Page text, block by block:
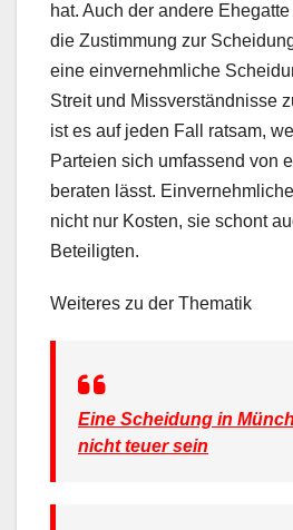
hat. Auch der andere
die Zustimmung zur
eine einvernehmliche
Streit und Missverständnisse
ist es auf jeden Fall ratsam,
Parteien sich umfassend von
beraten lässt.
nicht nur Kosten, sie schont
Beteiligten.
Weiteres zu der Thematik
Eine Scheidung in
nicht teuer sein